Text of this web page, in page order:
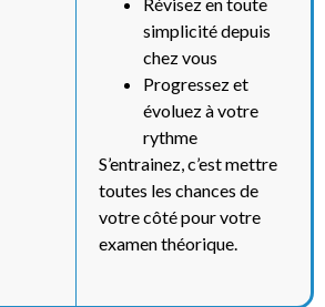
simplicité depuis
chez vous
Progressez et
évoluez à votre
rythme
S’entrainez, c’est mettre
toutes les chances de
votre côté pour votre
examen théorique.